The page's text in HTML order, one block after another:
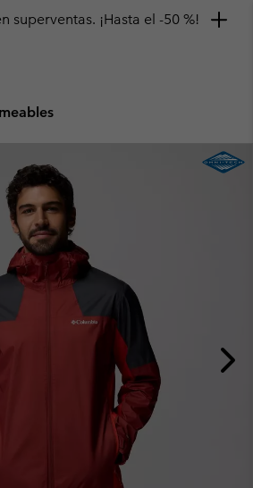
superventas. ¡Hasta el -50 %!